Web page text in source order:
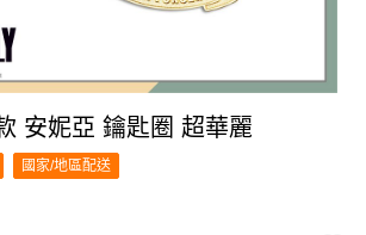
安妮亞 鑰匙圈 超華麗
國家/地區配送